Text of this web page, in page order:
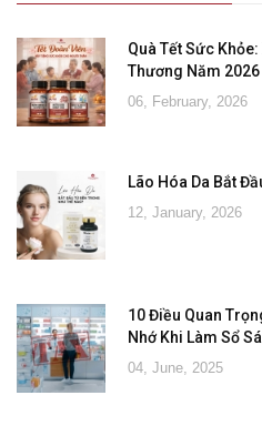
Quà Tết Sức
Thương Năm 2026
06, February, 2026
Lão Hóa Da Bắt
12, January, 2026
10 Điều Quan
Nhớ Khi Làm Sổ
04, June, 2025